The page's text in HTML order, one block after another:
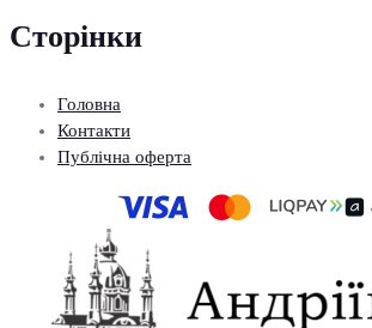
Сторінки
Головна
Контакти
Публічна оферта